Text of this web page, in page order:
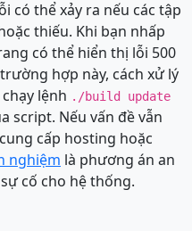
có thể xảy ra nếu các tập
thiếu. Khi bạn nhấp
có thể hiển thị lỗi 500
hợp này, cách xử lý
lệnh ./build update
script. Nếu vấn đề vẫn
cấp hosting hoặc
nghiệm là phương án an
cố cho hệ thống.